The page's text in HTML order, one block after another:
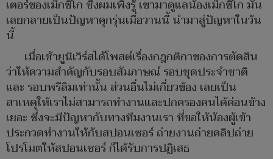
เตอร์ของเม็กซิโก ซึ่งผมเพิ่งรู้ เขามาดูแลน้องเม็กซิโก มัน
เลยกลายเป็นปัญหาคุกรุ่นเมื่อวานนี้ นำมาสู่ปัญหาในวัน
นี้
เมื่อเช้ายูนิเวิร์สได้โพสต์เรื่องกฎกติกาของการตัดสิน
ว่าให้ความสำคัญกับรอบสัมภาษณ์ รอบชุดประจำชาติ
และ รอบพรีลิมเท่านั้น ส่วนอื่นไม่เกี่ยวข้อง เลยเป็น
สาเหตุให้เราไม่สามารถทำงานและปกครองคนได้ค่อนข้าง
เยอะ ซึ่งจะมีปัญหากับทางทีมงานเรา ที่ขอให้น้องผู้เข้า
ประกวดทำงานให้กับสปอนเซอร์ ถ่ายงานถ่ายคลิปถ่าย
โปรโมตให้สปอนเซอร์ ก็ได้รับการปฏิเสธ